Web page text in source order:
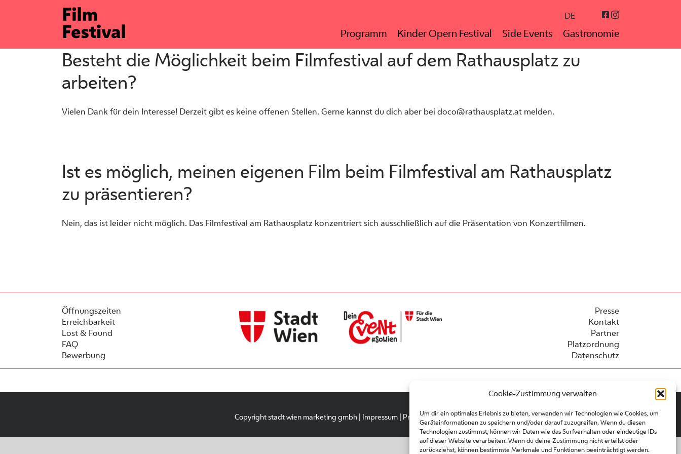
Cookie-Zustimmung verwalten
Um dir ein optimales Erlebnis zu bieten, verwenden wir Technologien wie Cookies, um
Geräteinformationen zu speichern und/oder darauf zuzugreifen. Wenn du diesen
Technologien zustimmst, können wir Daten wie das Surfverhalten oder eindeutige IDs
auf dieser Website verarbeiten. Wenn du deine Zustimmung nicht erteilst oder
zurückziehst, können bestimmte Merkmale und Funktionen beeinträchtigt werden.
DE Facebook
Programm Kinder Opern Festival Side Events Gastronomie
Besteht die Möglichkeit beim Filmfestival auf dem Rathausplatz zu
arbeiten?
Vielen Dank für dein Interesse! Derzeit gibt es keine offenen Stellen. Gerne kannst du dich aber bei doco@rathausplatz.at melden.
Ist es möglich, meinen eigenen Film beim Filmfestival am Rathausplatz
zu präsentieren?
Nein, das ist leider nicht möglich. Das Filmfestival am Rathausplatz konzentriert sich ausschließlich auf die Präsentation von Konzertfilmen.
Öffnungszeiten
Erreichbarkeit
Lost & Found
FAQ
Bewerbung
Presse
Kontakt
Partner
Platzordnung
Datenschutz
Copyright stadt wien marketing gmbh | Impressum | Privacy Policy